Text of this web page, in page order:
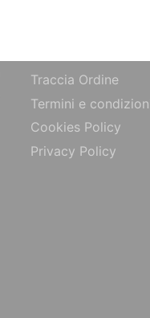
Traccia Ordine
Termini e
Cookies Policy
Privacy Policy